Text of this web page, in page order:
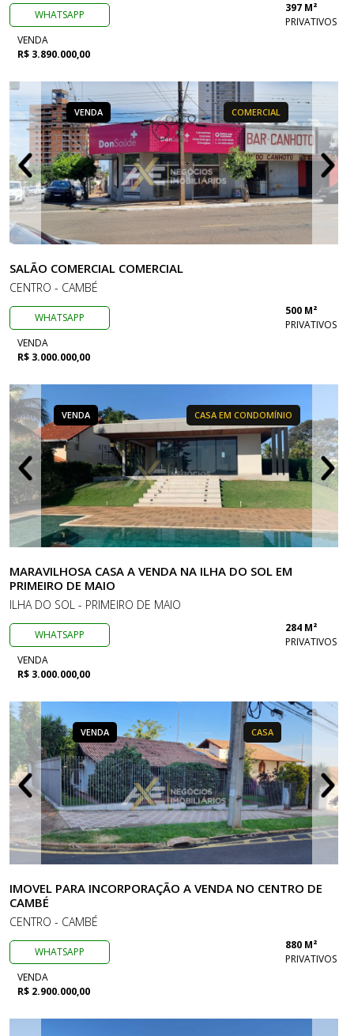
WHATSAPP
397 M²
PRIVATIVOS
VENDA
R$ 3.890.000,00
VENDA COMERCIAL
SALÃO COMERCIAL COMERCIAL
CENTRO - CAMBÉ
WHATSAPP
500 M²
PRIVATIVOS
VENDA
R$ 3.000.000,00
VENDA CASA EM CONDOMÍNIO
MARAVILHOSA CASA A VENDA NA ILHA DO SOL EM
PRIMEIRO DE MAIO
ILHA DO SOL - PRIMEIRO DE MAIO
WHATSAPP
284 M²
PRIVATIVOS
VENDA
R$ 3.000.000,00
VENDA CASA
IMOVEL PARA INCORPORAÇÃO A VENDA NO CENTRO DE
CAMBÉ
CENTRO - CAMBÉ
WHATSAPP
880 M²
PRIVATIVOS
VENDA
R$ 2.900.000,00